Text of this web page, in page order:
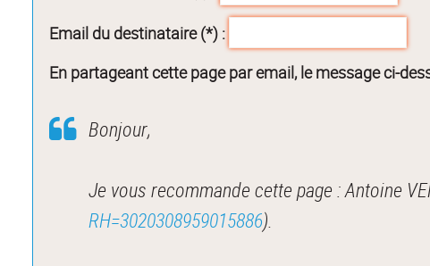
Email du destinataire (*) :
En partageant cette page par email, le message ci-
Bonjour,
RH=3020308959015886).